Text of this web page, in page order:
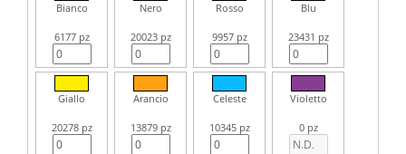
Bianco
6177 pz
Nero
20023 pz
Rosso
9957 pz
Blu
23431 pz
Giallo
20278 pz
Arancio
13879 pz
Celeste
10345 pz
Violetto
0 pz